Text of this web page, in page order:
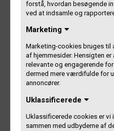
forstå, hvordan besøgende
ved at indsamle og
Marketing
Marketing-cookies bruges
af hjemmesider. Hensigten er
relevante og engagerende
dermed mere værdifulde for
annoncører.
Uklassificerede
Uklassificerede cookies er
sammen med udbyderne af
Love Isn’t Easy
Kind mod Kind feat. Medina
Progress
Saint Clara